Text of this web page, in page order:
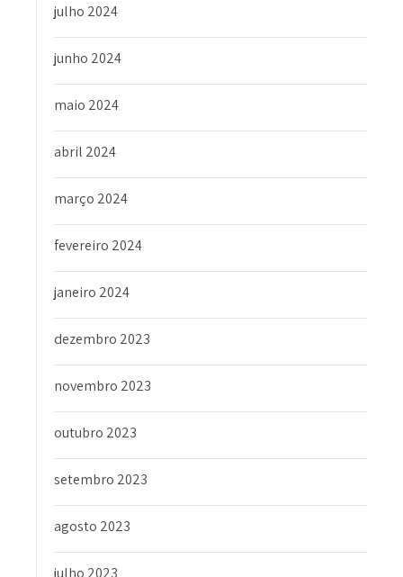
julho 2024
junho 2024
maio 2024
abril 2024
março 2024
fevereiro 2024
janeiro 2024
dezembro 2023
novembro 2023
outubro 2023
setembro 2023
agosto 2023
julho 2023